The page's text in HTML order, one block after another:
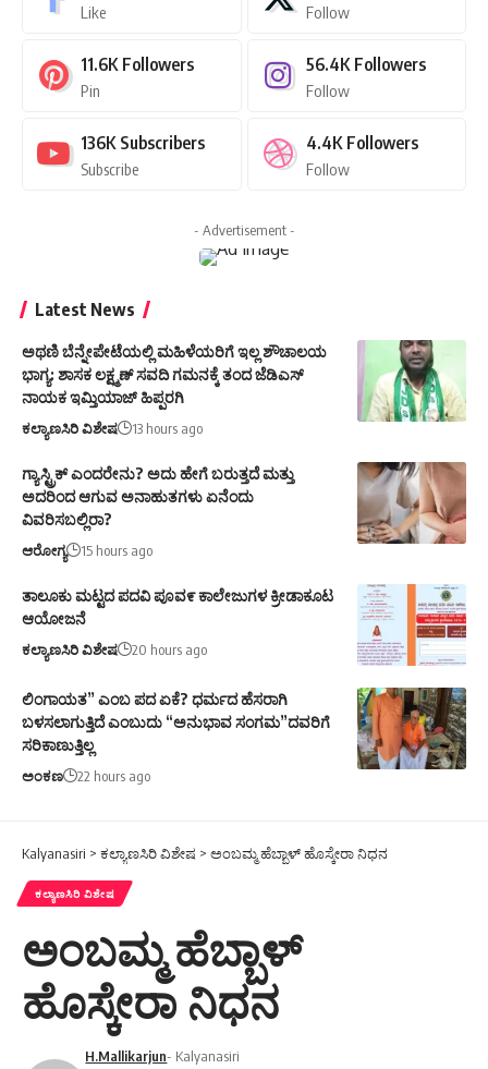
Like Follow
11.6K Followers
Pin
56.4K Followers
Follow
136K Subscribers
Subscribe
4.4K Followers
Follow
- Advertisement -
Latest News
ಅಥಣಿ ಬೆನ್ನೇಪೇಟೆಯಲ್ಲಿ ಮಹಿಳೆಯರಿಗೆ ಇಲ್ಲ ಶೌಚಾಲಯ
ಭಾಗ್ಯ: ಶಾಸಕ ಲಕ್ಷ್ಮಣ್ ಸವದಿ ಗಮನಕ್ಕೆ ತಂದ ಜೆಡಿಎಸ್
ನಾಯಕ ಇಮ್ತಿಯಾಜ್ ಹಿಪ್ಪರಗಿ
ಕಲ್ಯಾಣಸಿರಿ ವಿಶೇಷ 13 hours ago
ಗ್ಯಾಸ್ಟ್ರಿಕ್ ಎಂದರೇನು? ಅದು ಹೇಗೆ ಬರುತ್ತದೆ ಮತ್ತು
ಅದರಿಂದ ಆಗುವ ಅನಾಹುತಗಳು ಏನೆಂದು
ವಿವರಿಸಬಲ್ಲಿರಾ?
ಆರೋಗ್ಯ 15 hours ago
ತಾಲೂಕು ಮಟ್ಟದ ಪದವಿ ಪೂವ೯ ಕಾಲೇಜುಗಳ ಕ್ರೀಡಾಕೂಟ
ಆಯೋಜನೆ
ಕಲ್ಯಾಣಸಿರಿ ವಿಶೇಷ 20 hours ago
ಲಿಂಗಾಯತ” ಎಂಬ ಪದ ಏಕೆ? ಧರ್ಮದ ಹೆಸರಾಗಿ
ಬಳಸಲಾಗುತ್ತಿದೆ ಎಂಬುದು “ಅನುಭಾವ ಸಂಗಮ”ದವರಿಗೆ
ಸರಿಕಾಣುತ್ತಿಲ್ಲ
ಅಂಕಣ 22 hours ago
Kalyanasiri > ಕಲ್ಯಾಣಸಿರಿ ವಿಶೇಷ > ಅಂಬಮ್ಮ ಹೆಬ್ಬಾಳ್ ಹೊಸ್ಕೇರಾ ನಿಧನ
ಕಲ್ಯಾಣಸಿರಿ ವಿಶೇಷ
ಅಂಬಮ್ಮ ಹೆಬ್ಬಾಳ್
ಹೊಸ್ಕೇರಾ ನಿಧನ
H.Mallikarjun- Kalyanasiri